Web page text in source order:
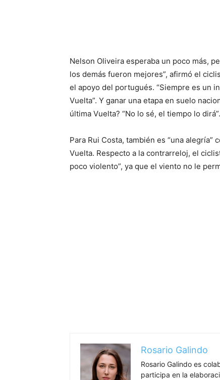
Nelson Oliveira esperaba un poco más,
los demás fueron mejores”, afirmó el
el apoyo del portugués. “Siempre es un
Vuelta”. Y ganar una etapa en suelo
última Vuelta? “No lo sé, el tiempo lo dirá”.
Para Rui Costa, también es “una
Vuelta. Respecto a la contrarreloj, el
poco violento”, ya que el viento no le
Rosario Galindo
Rosario Galindo es
participa en la